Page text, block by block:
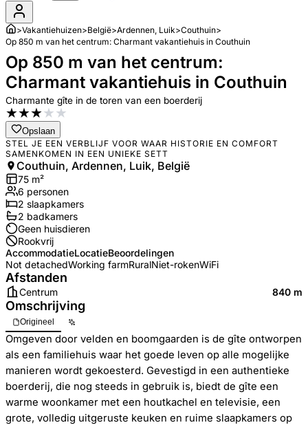
>Vakantiehuizen>België>Ardennen, Luik>Couthuin>
Op 850 m van het centrum: Charmant vakantiehuis in Couthuin
Op 850 m van het centrum:
Charmant vakantiehuis in Couthuin
Charmante gîte in de toren van een boerderij
★★★★★
Opslaan
STEL JE EEN VERBLIJF VOOR WAAR HISTORIE EN COMFORT
SAMENKOMEN IN EEN UNIEKE SETT
Couthuin, Ardennen, Luik, België
75 m²
6 personen
2 slaapkamers
2 badkamers
Geen huisdieren
Rookvrij
AccommodatieLocatieBeoordelingen
Not detachedWorking farmRuralNiet-rokenWiFi
Afstanden
Centrum 840 m
Omschrijving
Origineel
Omgeven door velden en boomgaarden is de gîte ontworpen
als een familiehuis waar het goede leven op alle mogelijke
manieren wordt gekoesterd. Gevestigd in een authentieke
boerderij, die nog steeds in gebruik is, biedt de gîte een
warme woonkamer met een houtkachel en televisie, een
grote, volledig uitgeruste keuken en ruime slaapkamers op